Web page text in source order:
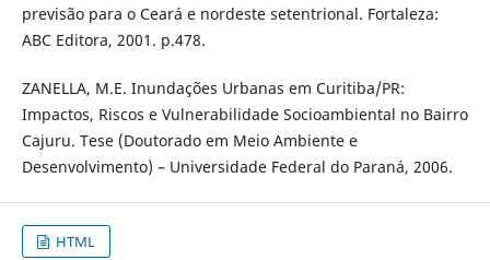
previsão para o Ceará e nordeste setentrional. Fortaleza:
ABC Editora, 2001. p.478.
ZANELLA, M.E. Inundações Urbanas em Curitiba/PR:
Impactos, Riscos e Vulnerabilidade Socioambiental no Bairro
Cajuru. Tese (Doutorado em Meio Ambiente e
Desenvolvimento) – Universidade Federal do Paraná, 2006.
HTML